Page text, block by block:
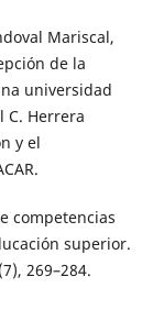
Mariscal,
de la
universidad
C. Herrera
y el
competencias
superior.
269–284.